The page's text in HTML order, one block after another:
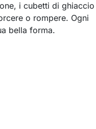
i cubetti di ghiaccio
o rompere. Ogni
bella forma.